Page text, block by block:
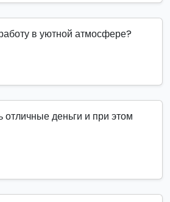
в уютной атмосфере?
отличные деньги и при этом